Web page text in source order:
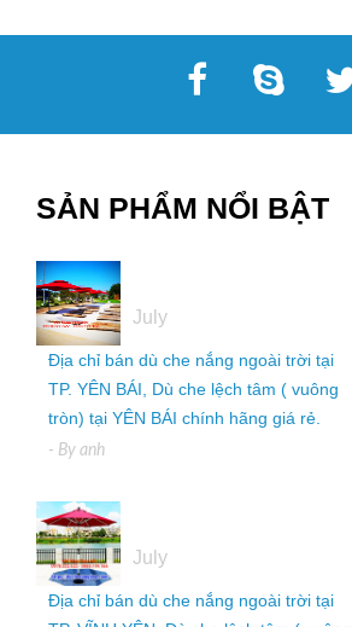
SẢN PHẨM NỔI BẬT
July
Địa chỉ bán dù che nắng ngoài trời tại
TP. YÊN BÁI, Dù che lệch tâm ( vuông
tròn) tại YÊN BÁI chính hãng giá rẻ.
- By anh
July
Địa chỉ bán dù che nắng ngoài trời tại